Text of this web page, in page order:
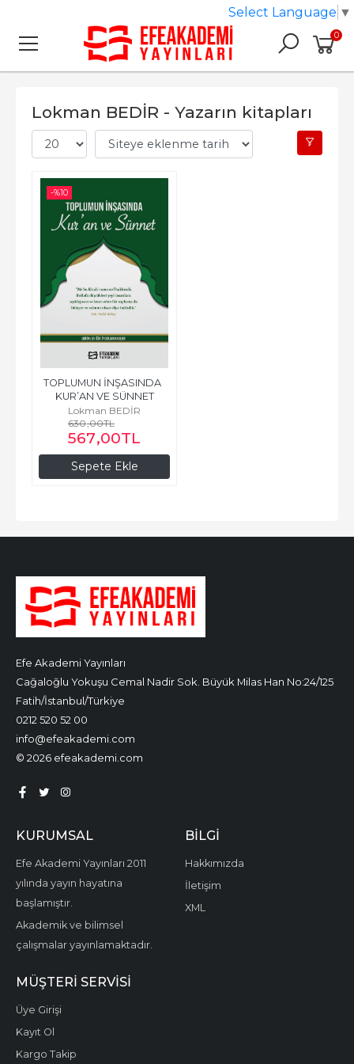
0
Lokman BEDİR - Yazarın kitapları
-%10
Sepete Ekle
TOPLUMUN İNŞASINDA
KUR’AN VE SÜNNET
Lokman BEDİR
630,00TL
567,00TL
Efe Akademi Yayınları
Cağaloğlu Yokuşu Cemal Nadir Sok. Büyük Milas Han No:24/125
Fatih/İstanbul/Türkiye
0212 520 52 00
info@efeakademi.com
© 2026 efeakademi.com
KURUMSAL
Efe Akademi Yayınları 2011
yılında yayın hayatına
başlamıştır.
Akademik ve bilimsel
çalışmalar yayınlamaktadır.
BILGI
Hakkımızda
İletişim
XML
MÜŞTERI SERVISI
Üye Girişi
Kayıt Ol
Kargo Takip
Select Language ▼